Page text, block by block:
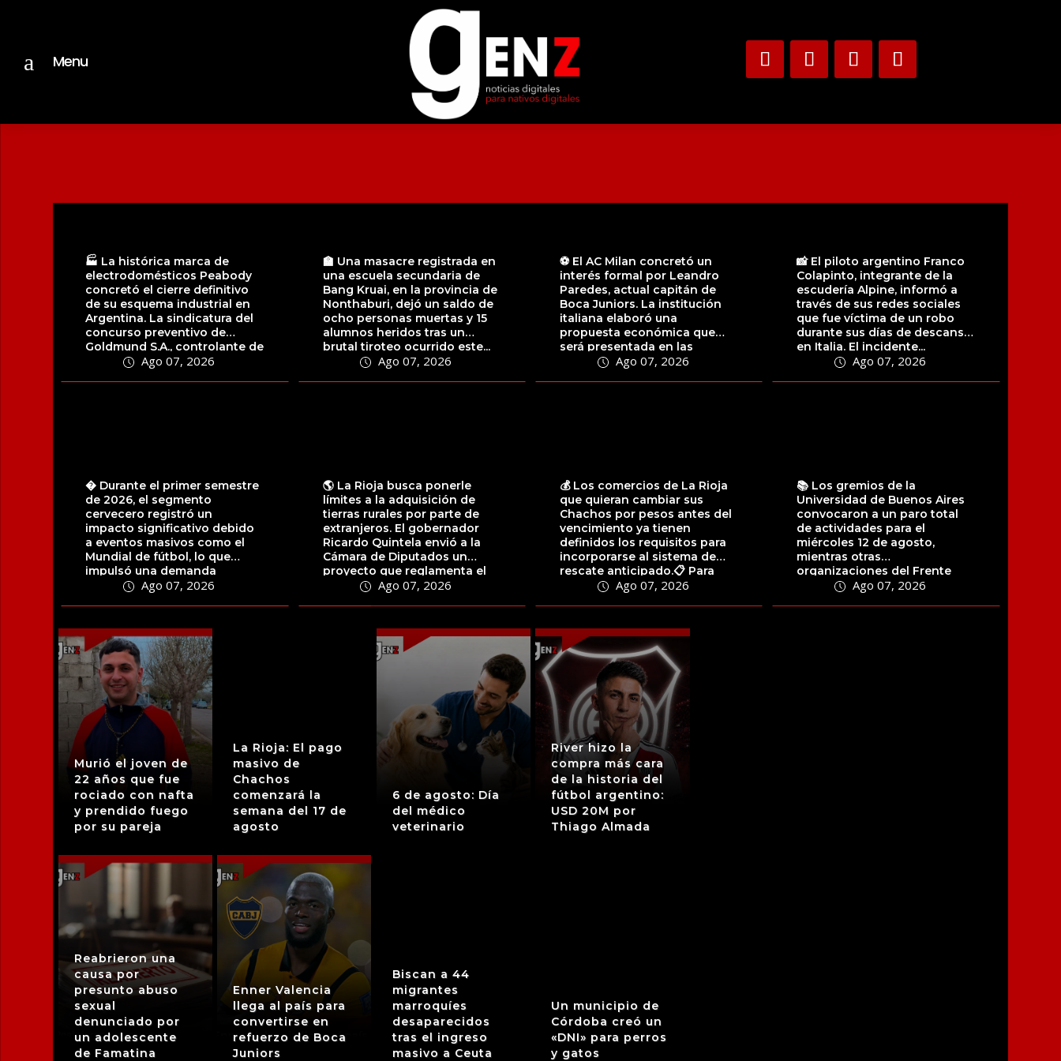
a Menu
🏭 La histórica marca de
electrodomésticos Peabody
concretó el cierre definitivo
de su esquema industrial en
Argentina. La sindicatura del
concurso preventivo de
Goldmund S.A., controlante de
Ago 07, 2026
🏫 Una masacre registrada en
una escuela secundaria de
Bang Kruai, en la provincia de
Nonthaburi, dejó un saldo de
ocho personas muertas y 15
alumnos heridos tras un
brutal tiroteo ocurrido este...
Ago 07, 2026
⚽ El AC Milan concretó un
interés formal por Leandro
Paredes, actual capitán de
Boca Juniors. La institución
italiana elaboró una
propuesta económica que
será presentada en las
próximas horas tanto...
Ago 07, 2026
📸 El piloto argentino Franco
Colapinto, integrante de la
escudería Alpine, informó a
través de sus redes sociales
que fue víctima de un robo
durante sus días de descanso
en Italia. El incidente...
Ago 07, 2026
� Durante el primer semestre
de 2026, el segmento
cervecero registró un
impacto significativo debido
a eventos masivos como el
Mundial de fútbol, lo que
impulsó una demanda
sostenida a través de...
Ago 07, 2026
🌎 La Rioja busca ponerle
límites a la adquisición de
tierras rurales por parte de
extranjeros. El gobernador
Ricardo Quintela envió a la
Cámara de Diputados un
proyecto que reglamenta el
artículo 81...Ago 07, 2026
💰 Los comercios de La Rioja
que quieran cambiar sus
Chachos por pesos antes del
vencimiento ya tienen
definidos los requisitos para
incorporarse al sistema de
rescate anticipado.📋 Para
acceder,...Ago 07, 2026
📚 Los gremios de la
Universidad de Buenos Aires
convocaron a un paro total
de actividades para el
miércoles 12 de agosto,
mientras otras
organizaciones del Frente
Sindical de Universidades...
Ago 07, 2026
Murió el joven de
22 años que fue
rociado con nafta
y prendido fuego
por su pareja
La Rioja: El pago
masivo de
Chachos
comenzará la
semana del 17 de
agosto
Reabrieron una
causa por
presunto abuso
sexual
denunciado por
un adolescente
de Famatina
Enner Valencia
llega al país para
convertirse en
refuerzo de Boca
Juniors
6 de agosto: Día
del médico
veterinario
River hizo la
compra más cara
de la historia del
fútbol argentino:
USD 20M por
Thiago Almada
Biscan a 44
migrantes
marroquíes
desaparecidos
tras el ingreso
masivo a Ceuta
Un municipio de
Córdoba creó un
«DNI» para perros
y gatos